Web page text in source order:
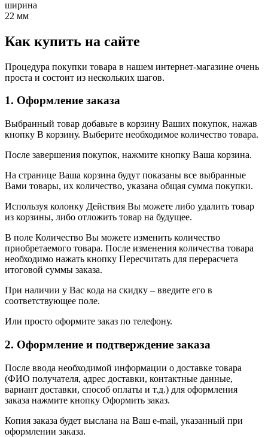
ширина
22 мм
Как купить на сайте
Процедура покупки товара в нашем интернет-магазине очень
проста и состоит из нескольких шагов.
1. Оформление заказа
Выбранный товар добавьте в корзину Ваших покупок, нажав
кнопку В корзину. Выберите необходимое количество товара.
После завершения покупок, нажмите кнопку Ваша корзина.
На странице Ваша корзина будут показаны все выбранные
Вами товары, их количество, указана общая сумма покупки.
Используя колонку Действия Вы можете либо удалить товар
из корзины, либо отложить товар на будущее.
В поле Количество Вы можете изменить количество
приобретаемого товара. После изменения количества товара
необходимо нажать кнопку Пересчитать для перерасчета
итоговой суммы заказа.
При наличии у Вас кода на скидку – введите его в
соответствующее поле.
Или просто оформите заказ по телефону.
2. Оформление и подтверждение заказа
После ввода необходимой информации о доставке товара
(ФИО получателя, адрес доставки, контактные данные,
вариант доставки, способ оплаты и т.д.) для оформления
заказа нажмите кнопку Оформить заказ.
Копия заказа будет выслана на Ваш e-mail, указанный при
оформлении заказа.